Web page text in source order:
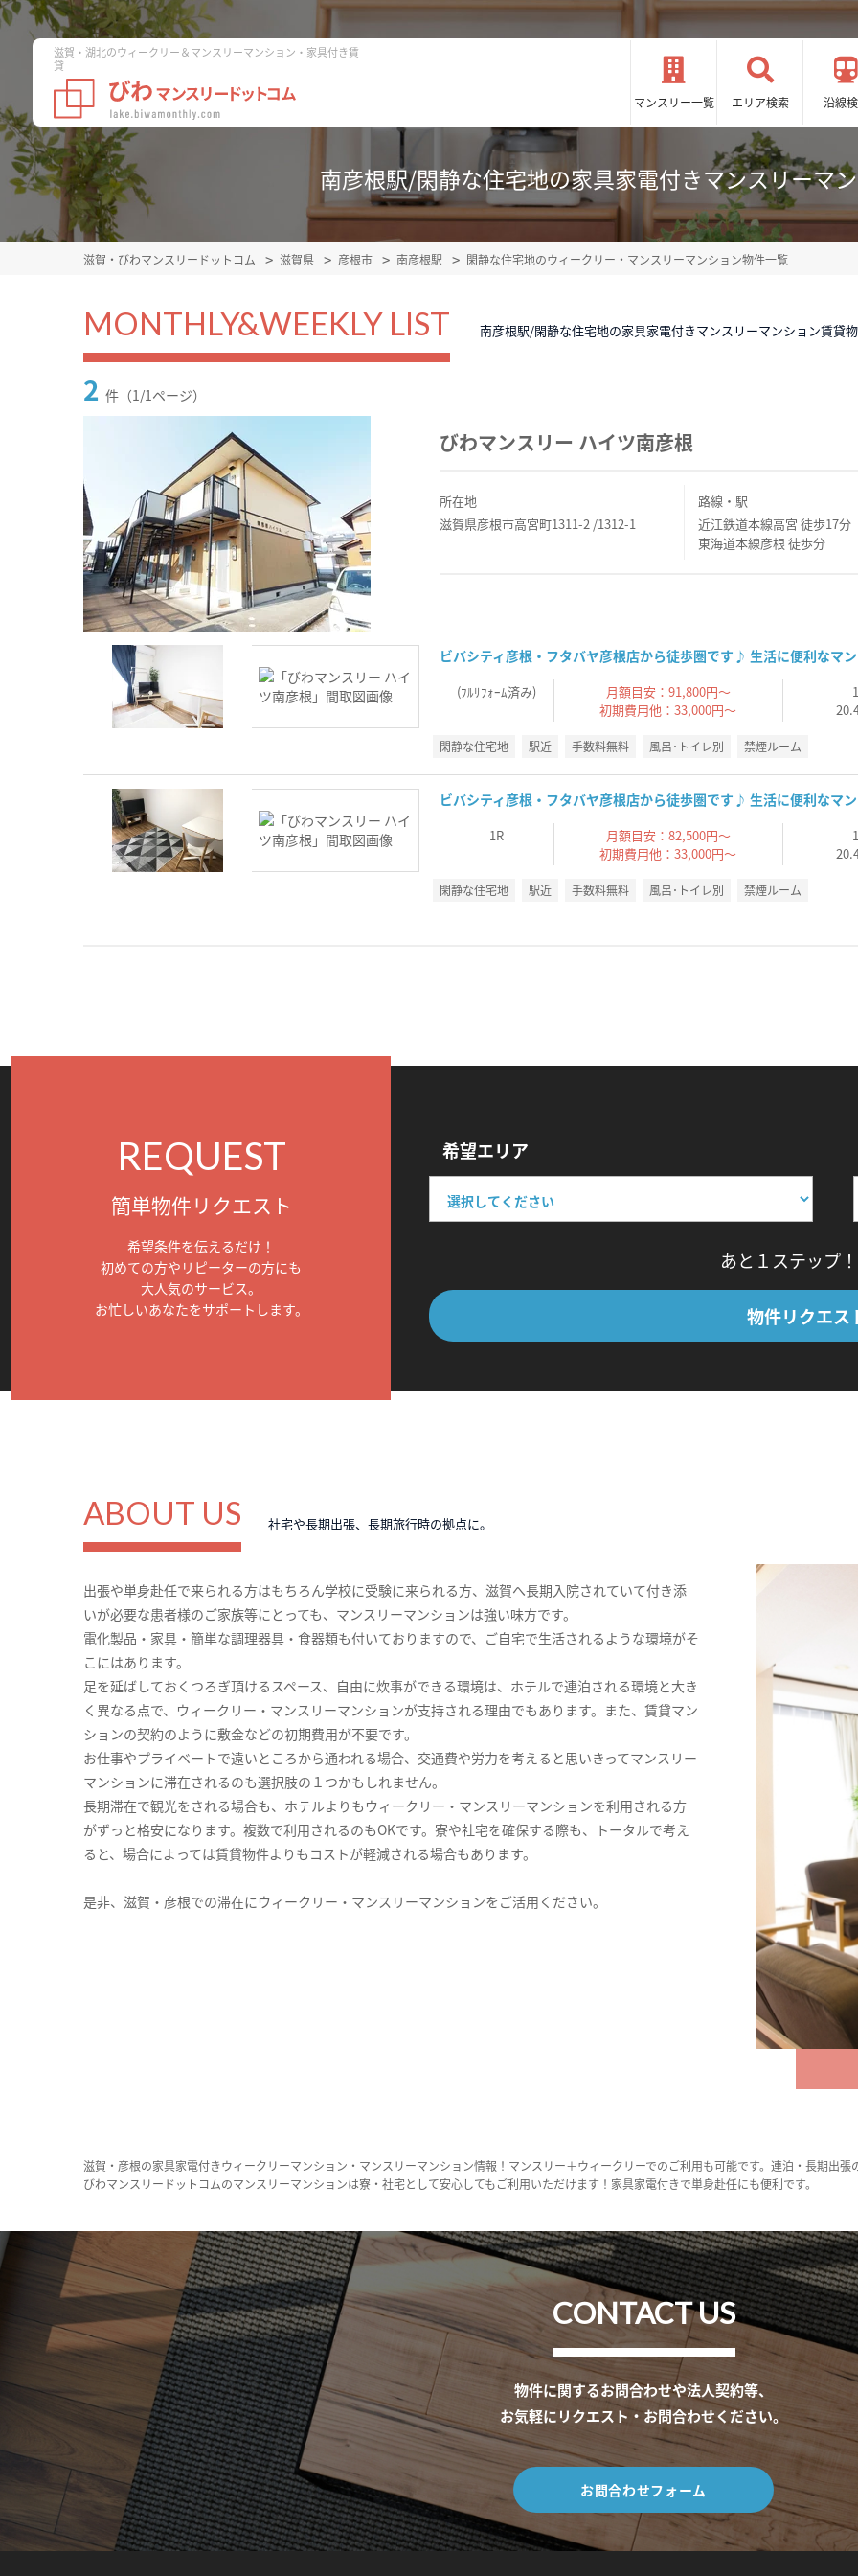
滋賀・湖北のウィークリー＆マンスリーマンション・家具付き賃
貸
マンスリー一覧 エリア検索 沿線
南彦根駅/閑静な住宅地の家具家電付きマンスリーマ
滋賀・びわマンスリードットコム 滋賀県 彦根市 南彦根駅 閑静な住宅地のウィークリー・マンスリーマンション物件一覧
MONTHLY&WEEKLY LIST 南彦根駅/閑静な住宅地の家具家電付きマンスリーマンション賃貸
2 件（1/1ページ）
びわマンスリー ハイツ南彦根
所在地
滋賀県彦根市高宮町1311-2 /1312-1
路線・駅
近江鉄道本線高宮 徒歩17分
東海道本線彦根 徒歩分
ビバシティ彦根・フタバヤ彦根店から徒歩圏です♪ 生活に便利なマ
(ﾌﾙﾘﾌｫｰﾑ済み)
月額目安：91,800円～
初期費用他：33,000円～
閑静な住宅地 駅近 手数料無料 風呂･トイレ別 禁煙ルーム
ビバシティ彦根・フタバヤ彦根店から徒歩圏です♪ 生活に便利なマ
1R
月額目安：82,500円～
初期費用他：33,000円～
閑静な住宅地 駅近 手数料無料 風呂･トイレ別 禁煙ルーム
REQUEST
簡単物件リクエスト
希望条件を伝えるだけ！
初めての方やリピーターの方にも
大人気のサービス。
お忙しいあなたをサポートします。
希望エリア
あと１ステップ
物件リクエス
ABOUT US 社宅や長期出張、長期旅行時の拠点に。
出張や単身赴任で来られる方はもちろん学校に受験に来られる方、滋賀へ長期入院されていて付き添
いが必要な患者様のご家族等にとっても、マンスリーマンションは強い味方です。
電化製品・家具・簡単な調理器具・食器類も付いておりますので、ご自宅で生活されるような環境がそ
こにはあります。
足を延ばしておくつろぎ頂けるスペース、自由に炊事ができる環境は、ホテルで連泊される環境と大き
く異なる点で、ウィークリー・マンスリーマンションが支持される理由でもあります。また、賃貸マン
ションの契約のように敷金などの初期費用が不要です。
お仕事やプライベートで遠いところから通われる場合、交通費や労力を考えると思いきってマンスリー
マンションに滞在されるのも選択肢の１つかもしれません。
長期滞在で観光をされる場合も、ホテルよりもウィークリー・マンスリーマンションを利用される方
がずっと格安になります。複数で利用されるのもOKです。寮や社宅を確保する際も、トータルで考え
ると、場合によっては賃貸物件よりもコストが軽減される場合もあります。
是非、滋賀・彦根での滞在にウィークリー・マンスリーマンションをご活用ください。
滋賀・彦根の家具家電付きウィークリーマンション・マンスリーマンション情報！マンスリー＋ウィークリーでのご利用も可能です。連泊・長期出
びわマンスリードットコムのマンスリーマンションは寮・社宅として安心してもご利用いただけます！家具家電付きで単身赴任にも便利です。
CONTACT US
物件に関するお問合わせや法人契約等、
お気軽にリクエスト・お問合わせください。
お問合わせフォーム